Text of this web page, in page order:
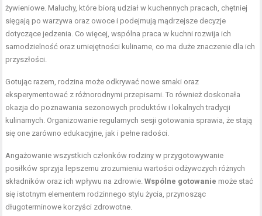
żywieniowe. Maluchy, które biorą udział w kuchennych pracach, chętniej
sięgają po warzywa oraz owoce i podejmują mądrzejsze decyzje
dotyczące jedzenia. Co więcej, wspólna praca w kuchni rozwija ich
samodzielność oraz umiejętności kulinarne, co ma duże znaczenie dla ich
przyszłości.
Gotując razem, rodzina może odkrywać nowe smaki oraz
eksperymentować z różnorodnymi przepisami. To również doskonała
okazja do poznawania sezonowych produktów i lokalnych tradycji
kulinarnych. Organizowanie regularnych sesji gotowania sprawia, że stają
się one zarówno edukacyjne, jak i pełne radości.
Angażowanie wszystkich członków rodziny w przygotowywanie
posiłków sprzyja lepszemu zrozumieniu wartości odżywczych różnych
składników oraz ich wpływu na zdrowie.Wspólne gotowanie może stać
się istotnym elementem rodzinnego stylu życia, przynosząc
długoterminowe korzyści zdrowotne.